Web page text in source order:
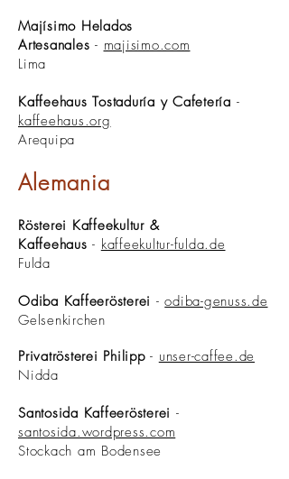
Majísimo Helados
Artesanales - majisimo.com
Lima
Kaffeehaus Tostaduría y Cafetería -
kaffeehaus.org
Arequipa
Alemania
Rösterei Kaffeekultur &
Kaffeehaus- kaffeekultur-fulda.de
Fulda
Odiba Kaffeerösterei -odiba-genuss.de
Gelsenkirchen
Privatrösterei Philipp- unser-caffee.de
Nidda
Santosida Kaffeerösterei -
santosida.wordpress.com
Stockach am Bodensee